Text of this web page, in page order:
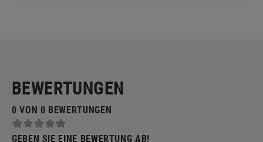
BEWERTUNGEN
0 VON 0 BEWERTUNGEN
GEBEN SIE EINE BEWERTUNG AB!